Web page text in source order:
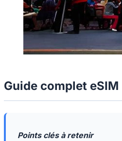
Guide complet
Points clés à retenir